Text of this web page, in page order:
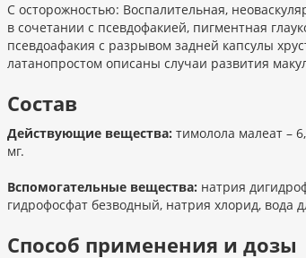
С осторожностью: Воспалительная,
в сочетании с псевдофакией, пигментная
псевдоафакия с разрывом задней капсулы
латанопростом описаны случаи развития
Состав
Действующие вещества: тимолола малеат –
мг.
Вспомогательные вещества: натрия
гидрофосфат безводный, натрия хлорид, вода
Способ применения и дозы